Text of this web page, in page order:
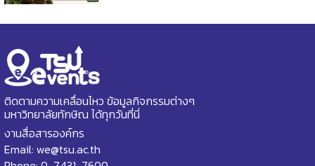
ติดตามความเคลื่อนไหว ข้อมูลกิจกรรมต่างๆ
มหาวิทยาลัยทักษิณ ได้ทุกวันที่นี่
งานสื่อสารองค์กร
Email: we@tsu.ac.th